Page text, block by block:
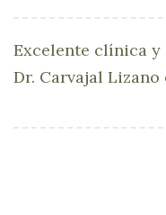
Excelente clínica y
Dr. Carvajal Lizano